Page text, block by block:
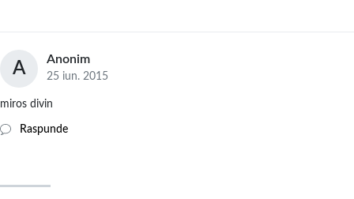
A Anonim
25 iun. 2015
miros divin
Raspunde